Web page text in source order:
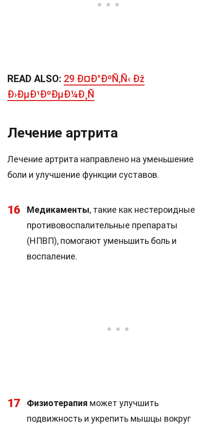
READ ALSO: 29 Ð¤Ð°ÐºÑ‚Ñ‹ Ðž
Ð›ÐµÐ¹ÐºÐµÐ¼Ð¸Ñ
Лечение артрита
Лечение артрита направлено на уменьшение
боли и улучшение функции суставов.
16 Медикаменты, такие как нестероидные
противовоспалительные препараты
(НПВП), помогают уменьшить боль и
воспаление.
17 Физиотерапия может улучшить
подвижность и укрепить мышцы вокруг